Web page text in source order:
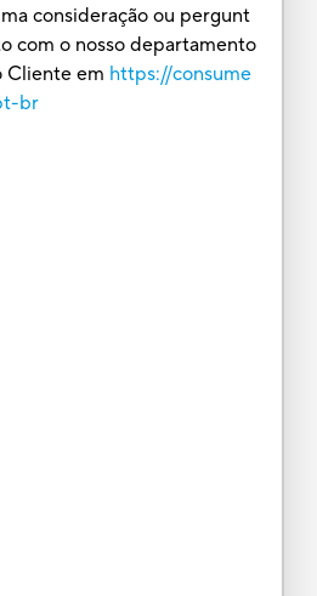
consideração ou pergunt
com o nosso departamento
Cliente em https://consume
br